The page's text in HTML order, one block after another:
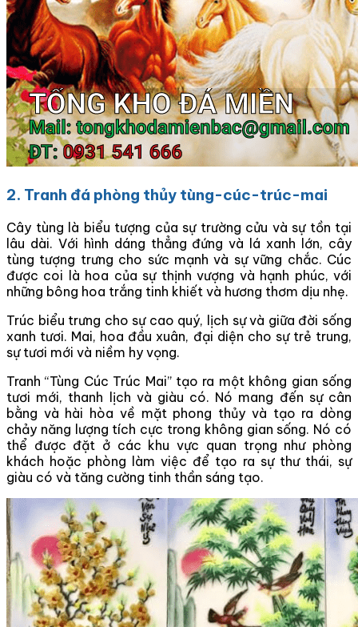
2. Tranh đá phòng thủy tùng-cúc-trúc-mai
Cây tùng là biểu tượng của sự trường cửu và sự tồn tại
lâu dài. Với hình dáng thẳng đứng và lá xanh lớn, cây
tùng tượng trưng cho sức mạnh và sự vững chắc. Cúc
được coi là hoa của sự thịnh vượng và hạnh phúc, với
những bông hoa trắng tinh khiết và hương thơm dịu nhẹ.
Trúc biểu trưng cho sự cao quý, lịch sự và giữa đời sống
xanh tươi. Mai, hoa đầu xuân, đại diện cho sự trẻ trung,
sự tươi mới và niềm hy vọng.
Tranh “Tùng Cúc Trúc Mai” tạo ra một không gian sống
tươi mới, thanh lịch và giàu có. Nó mang đến sự cân
bằng và hài hòa về mặt phong thủy và tạo ra dòng
chảy năng lượng tích cực trong không gian sống. Nó có
thể được đặt ở các khu vực quan trọng như phòng
khách hoặc phòng làm việc để tạo ra sự thư thái, sự
giàu có và tăng cường tinh thần sáng tạo.